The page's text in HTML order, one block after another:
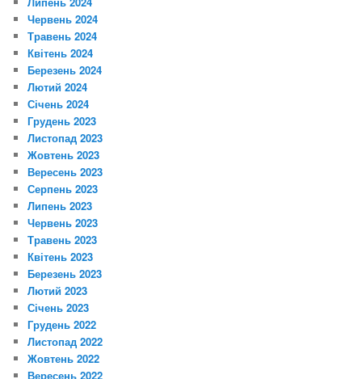
Червень 2024
Травень 2024
Квітень 2024
Березень 2024
Лютий 2024
Січень 2024
Грудень 2023
Листопад 2023
Жовтень 2023
Вересень 2023
Серпень 2023
Липень 2023
Червень 2023
Травень 2023
Квітень 2023
Березень 2023
Лютий 2023
Січень 2023
Грудень 2022
Листопад 2022
Жовтень 2022
Вересень 2022